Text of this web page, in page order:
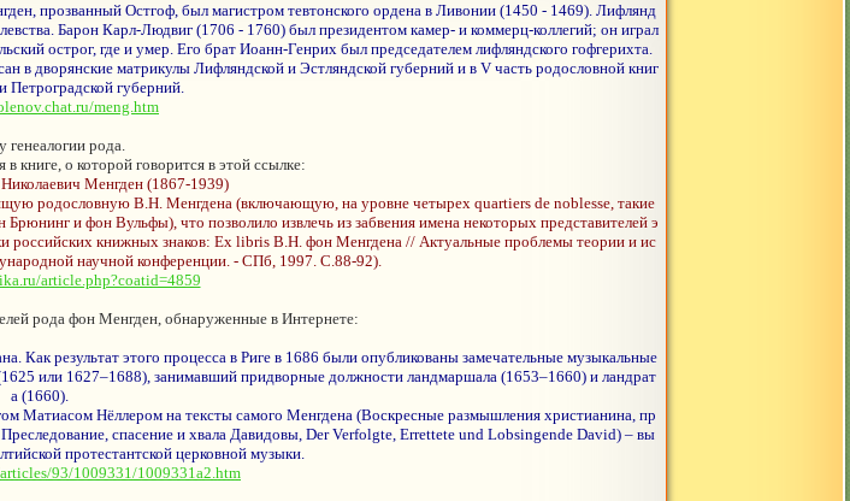
прозванный Остгоф, был магистром тевтонского ордена в Ливонии (1450 - 1469). Лифлянд
Барон Карл-Людвиг (1706 - 1760) был президентом камер- и коммерц-коллегий; он играл
острог, где и умер. Его брат Иоанн-Генрих был председателем лифляндского гофгерихта.
в дворянские матрикулы Лифляндской и Эстляндской губерний и в V часть родословной книг
Петроградской губерний.
meng.htm
генеалогии рода.
книге, о которой говорится в этой ссылке:
Менгден (1867-1939)
родословную В.Н. Менгдена (включающую, на уровне четырех quartiers de noblesse, такие
и фон Вульфы), что позволило извлечь из забвения имена некоторых представителей э
российских книжных знаков: Ex libris В.Н. фон Менгдена // Актуальные проблемы теории и ис
научной конференции. - СПб, 1997. С.88-92).
article.php?coatid=4859
рода фон Менгден, обнаруженные в Интернете:
Как результат этого процесса в Риге в 1686 были опубликованы замечательные музыкальные
или 1627–1688), занимавший придворные должности ландмаршала (1653–1660) и ландрат
а (1660).
Матиасом Нёллером на тексты самого Менгдена (Воскресные размышления христианина, пр
спасение и хвала Давидовы, Der Verfolgte, Errettete und Lobsingende David) – вы
протестантской церковной музыки.
93/1009331/1009331a2.htm